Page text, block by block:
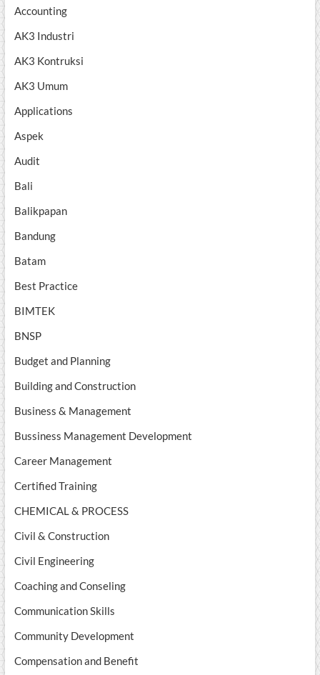
Accounting
AK3 Industri
AK3 Kontruksi
AK3 Umum
Applications
Aspek
Audit
Bali
Balikpapan
Bandung
Batam
Best Practice
BIMTEK
BNSP
Budget and Planning
Building and Construction
Business & Management
Bussiness Management Development
Career Management
Certified Training
CHEMICAL & PROCESS
Civil & Construction
Civil Engineering
Coaching and Conseling
Communication Skills
Community Development
Compensation and Benefit